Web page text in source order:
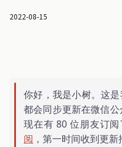
2022-08-15
你好，我是小树。这
都会同步更新在微信
现在有 80 位朋友订
阅 ，第一时间收到更新